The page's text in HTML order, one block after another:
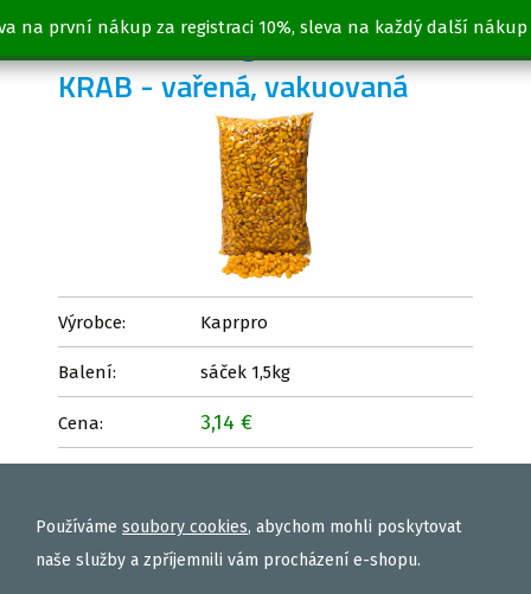
na první nákup za registraci 10%, sleva na každý další nákup
Kukuřice 1,5kg - MONSTER
KRAB - vařená, vakuovaná
Výrobce: Kaprpro
Balení: sáček 1,5kg
Cena: 3,14 €
Používáme soubory cookies, abychom mohli poskytovat
naše služby a zpříjemnili vám procházení e-shopu.